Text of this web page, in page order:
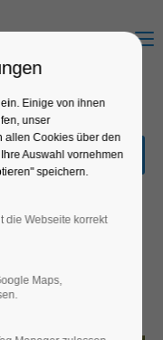
Menu
Kinder,
Einige von ihnen
unser
allen Cookies über den
Auswahl vornehmen
speichern.
die Webseite korrekt
Maps,